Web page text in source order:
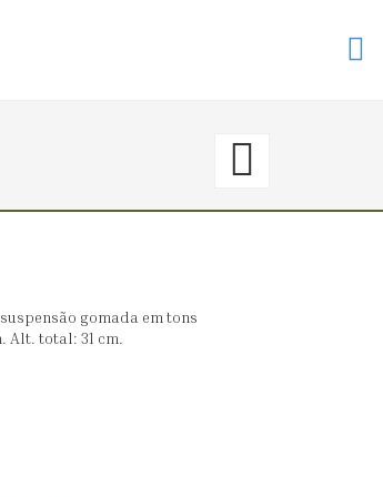
〈€
gomada em tons
Alt. total: 31 cm.